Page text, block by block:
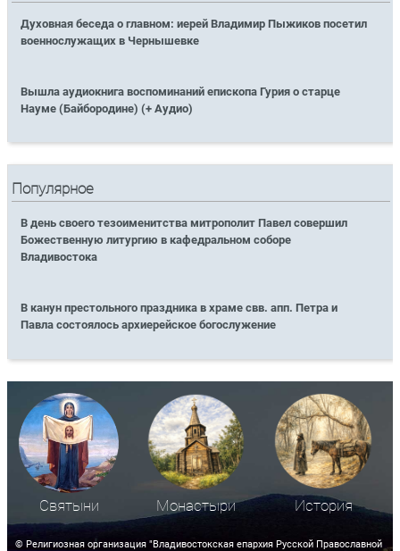
Духовная беседа о главном: иерей Владимир Пыжиков посетил
военнослужащих в Чернышевке
Вышла аудиокнига воспоминаний епископа Гурия о старце
Науме (Байбородине) (+ Аудио)
Популярное
В день своего тезоименитства митрополит Павел совершил
Божественную литургию в кафедральном соборе
Владивостока
В канун престольного праздника в храме свв. апп. Петра и
Павла состоялось архиерейское богослужение
Святыни Монастыри История
© Религиозная организация "Владивостокская епархия Русской Православной